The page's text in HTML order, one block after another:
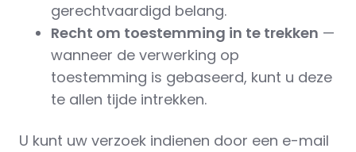
gerechtvaardigd belang.
Recht om toestemming in te trekken —
wanneer de verwerking op
toestemming is gebaseerd, kunt u deze
te allen tijde intrekken.
U kunt uw verzoek indienen door een e-mail